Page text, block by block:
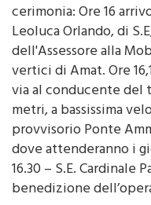
cerimonia: Ore 16
Leoluca Orlando, di
dell'Assessore alla
vertici di Amat. Ore
via al conducente del
metri, a bassissima
provvisorio Ponte
dove attenderanno i
16.30 – S.E. Cardinale
benedizione